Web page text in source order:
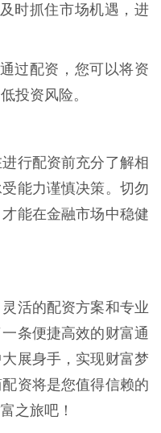
时抓住市场机遇，进
过配资，您可以将资
投资风险。
行配资前充分了解相
能力谨慎决策。切勿
能在金融市场中稳健
活的配资方案和专业
条便捷高效的财富通
展身手，实现财富梦
资将是您值得信赖的
之旅吧！